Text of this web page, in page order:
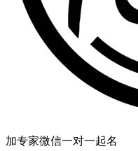
加专家微信一对一起名